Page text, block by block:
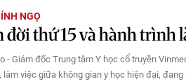
NGỌ
đời thứ 15 và hành trình
- Giám đốc Trung tâm Y học cổ truyền
việc giữa không gian y học hiện đại,